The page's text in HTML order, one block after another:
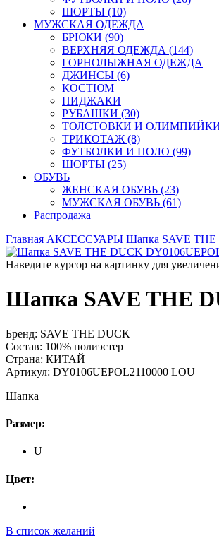
ШОРТЫ (10)
МУЖСКАЯ ОДЕЖДА
БРЮКИ (90)
ВЕРХНЯЯ ОДЕЖДА (144)
ГОРНОЛЫЖНАЯ ОДЕЖДА
ДЖИНСЫ (6)
КОСТЮМ
ПИДЖАКИ
РУБАШКИ (30)
ТОЛСТОВКИ И ОЛИМПИЙКИ
ТРИКОТАЖ (8)
ФУТБОЛКИ И ПОЛО (99)
ШОРТЫ (25)
ОБУВЬ
ЖЕНСКАЯ ОБУВЬ (23)
МУЖСКАЯ ОБУВЬ (61)
Распродажа
Главная АКСЕССУАРЫ Шапка SAVE THE
Наведите курсор на картинку для
Шапка SAVE THE
Бренд: SAVE THE DUCK
Состав: 100% полиэстер
Страна: КИТАЙ
Артикул: DY0106UEPOL2110000 LOU
Шапка
Размер:
U
Цвет:
В список желаний